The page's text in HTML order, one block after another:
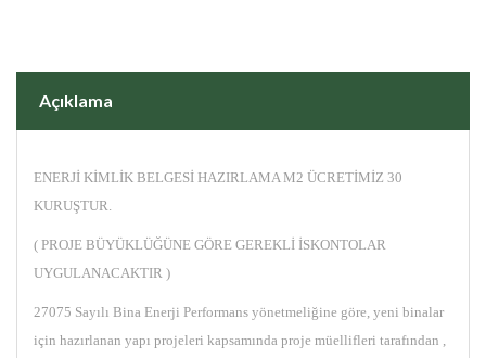
Açıklama
ENERJİ KİMLİK BELGESİ HAZIRLAMA M2 ÜCRETİMİZ 30
KURUŞTUR.
( PROJE BÜYÜKLÜĞÜNE GÖRE GEREKLİ İSKONTOLAR
UYGULANACAKTIR )
27075 Sayılı Bina Enerji Performans yönetmeliğine göre, yeni binalar
için hazırlanan yapı projeleri kapsamında proje müellifleri tarafından ,